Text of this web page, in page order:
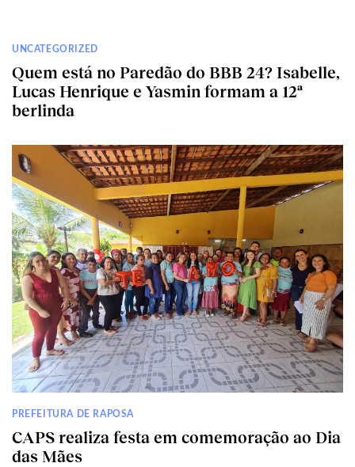
UNCATEGORIZED
Quem está no Paredão do BBB 24? Isabelle,
Lucas Henrique e Yasmin formam a 12ª
berlinda
PREFEITURA DE RAPOSA
CAPS realiza festa em comemoração ao Dia
das Mães